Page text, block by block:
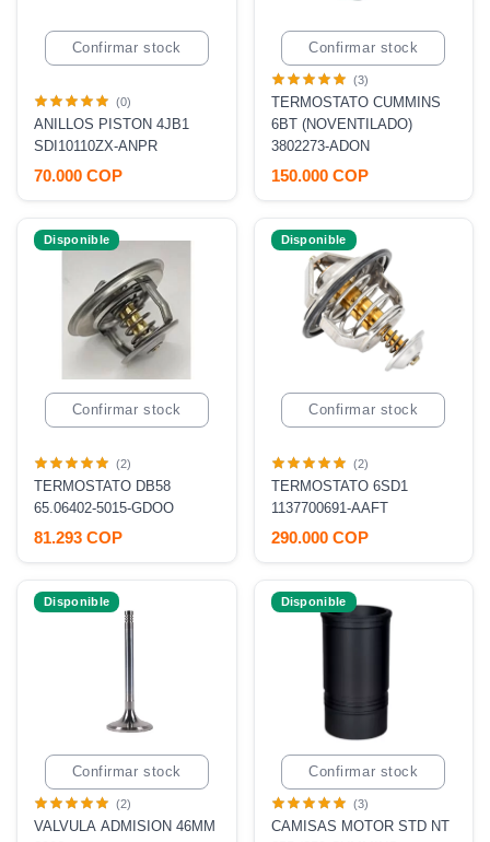
Confirmar stock
(0)
ANILLOS PISTON 4JB1
SDI10110ZX-ANPR
70.000 COP
Confirmar stock
(3)
TERMOSTATO CUMMINS
6BT (NOVENTILADO)
3802273-ADON
150.000 COP
Confirmar stock
Disponible
(2)
TERMOSTATO DB58
65.06402-5015-GDOO
81.293 COP
Confirmar stock
Disponible
(2)
TERMOSTATO 6SD1
1137700691-AAFT
290.000 COP
Confirmar stock
Disponible
(2)
VALVULA ADMISION 46MM
Confirmar stock
Disponible
(3)
CAMISAS MOTOR STD NT